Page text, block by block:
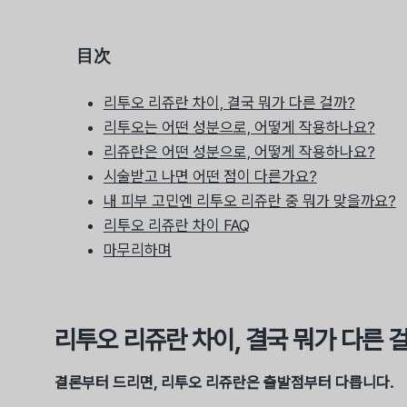
目次
리투오 리쥬란 차이, 결국 뭐가 다른 걸까?
리투오는 어떤 성분으로, 어떻게 작용하나요?
리쥬란은 어떤 성분으로, 어떻게 작용하나요?
시술받고 나면 어떤 점이 다른가요?
내 피부 고민엔 리투오 리쥬란 중 뭐가 맞을까요?
리투오 리쥬란 차이 FAQ
마무리하며
리투오 리쥬란 차이, 결국 뭐가 다른
결론부터 드리면, 리투오 리쥬란은 출발점부터 다릅니다.